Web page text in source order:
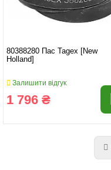
80388280 Пас Tagex [New
Holland]
Залишити відгук
1 796 ₴